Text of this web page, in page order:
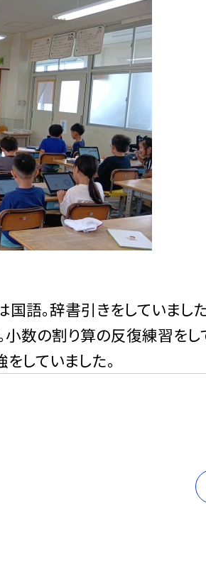
語。辞書引きをしていまし
小数の割り算の反復練習をし
していました。